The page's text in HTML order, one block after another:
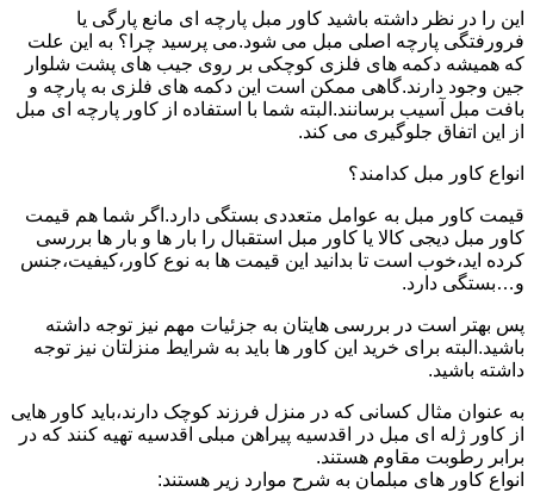
این را در نظر داشته باشید کاور مبل پارچه ای مانع پارگی یا
فرورفتگی پارچه اصلی مبل می شود.می پرسید چرا؟ به این علت
که همیشه دکمه های فلزی کوچکی بر روی جیب های پشت شلوار
جین وجود دارند.گاهی ممکن است این دکمه های فلزی به پارچه و
بافت مبل آسیب برسانند.البته شما با استفاده از کاور پارچه ای مبل
از این اتفاق جلوگیری می کند.
انواع کاور مبل کدامند؟
قیمت کاور مبل به عوامل متعددی بستگی دارد.اگر شما هم قیمت
کاور مبل دیجی کالا یا کاور مبل استقبال را بار ها و بار ها بررسی
کرده اید،خوب است تا بدانید این قیمت ها به نوع کاور،کیفیت،جنس
و…بستگی دارد.
پس بهتر است در بررسی هایتان به جزئیات مهم نیز توجه داشته
باشید.البته برای خرید این کاور ها باید به شرایط منزلتان نیز توجه
داشته باشید.
به عنوان مثال کسانی که در منزل فرزند کوچک دارند،باید کاور هایی
از کاور ژله ای مبل در اقدسیه پیراهن مبلی اقدسیه تهیه کنند که در
برابر رطوبت مقاوم هستند.
انواع کاور های مبلمان به شرح موارد زیر هستند: